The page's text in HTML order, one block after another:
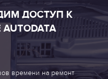
ДОСТУП К
времени на ремонт